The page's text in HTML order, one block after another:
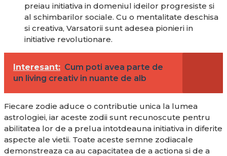
preiau initiativa in domeniul ideilor progresiste si
al schimbarilor sociale. Cu o mentalitate deschisa
si creativa, Varsatorii sunt adesea pionieri in
initiative revolutionare.
Interesant: Cum poti avea parte de
un living creativ in nuante de alb
Fiecare zodie aduce o contributie unica la lumea
astrologiei, iar aceste zodii sunt recunoscute pentru
abilitatea lor de a prelua intotdeauna initiativa in diferite
aspecte ale vietii. Toate aceste semne zodiacale
demonstreaza ca au capacitatea de a actiona si de a